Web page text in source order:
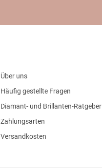
Über uns
Häufig gestellte Fragen
Diamant- und Brillanten-Ratgeber
Zahlungsarten
Versandkosten